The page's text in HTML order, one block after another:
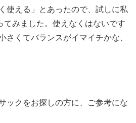
使える」とあったので、試しに私
てみました。使えなくはないです
さくてバランスがイマイチかな、
ックをお探しの方に、ご参考にな